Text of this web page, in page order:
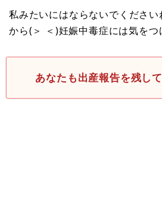
私みたいにはならないでくださ
から(＞ ＜)妊娠中毒症には気をつ
あなたも出産報告を残し